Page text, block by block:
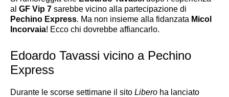
al GF Vip 7 sarebbe vicino alla partecipazione di
Pechino Express. Ma non insieme alla fidanzata Micol
Incorvaia! Ecco chi dovrebbe affiancarlo.
Edoardo Tavassi vicino a Pechino
Express
Durante le scorse settimane il sito Libero ha lanciato